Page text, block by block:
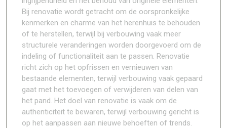
Bij renovatie wordt getracht om de oorspronkelijke
kenmerken en charme van het herenhuis te behouden
of te herstellen, terwijl bij verbouwing vaak meer
structurele veranderingen worden doorgevoerd om de
indeling of functionaliteit aan te passen. Renovatie
richt zich op het opfrissen en vernieuwen van
bestaande elementen, terwijl verbouwing vaak gepaard
gaat met het toevoegen of verwijderen van delen van
het pand. Het doel van renovatie is vaak om de
authenticiteit te bewaren, terwijl verbouwing gericht is
op het aanpassen aan nieuwe behoeften of trends.